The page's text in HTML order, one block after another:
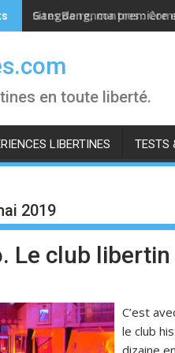
GangBang, ma première
Sites de rencontres :
en toute liberté.
LIBERTINES TESTS
2019
Le club libertin
C’est
le club
dizaine